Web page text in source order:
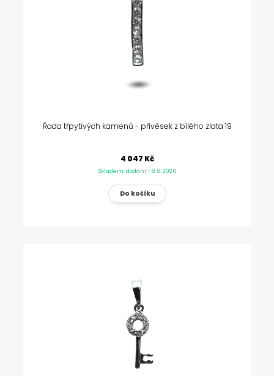
Řada třpytivých kamenů - přívěsek z bílého zlata 19
4 047 Kč
Skladem, dodání - 8. 8. 2026